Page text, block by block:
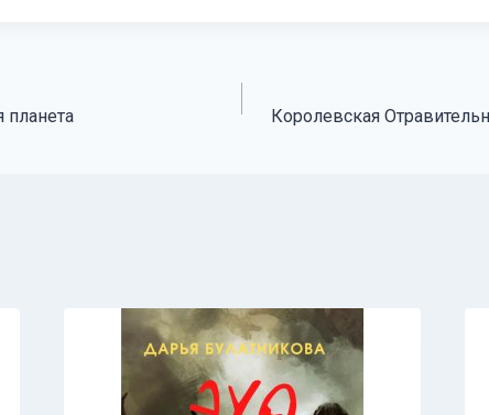
планета Королевская